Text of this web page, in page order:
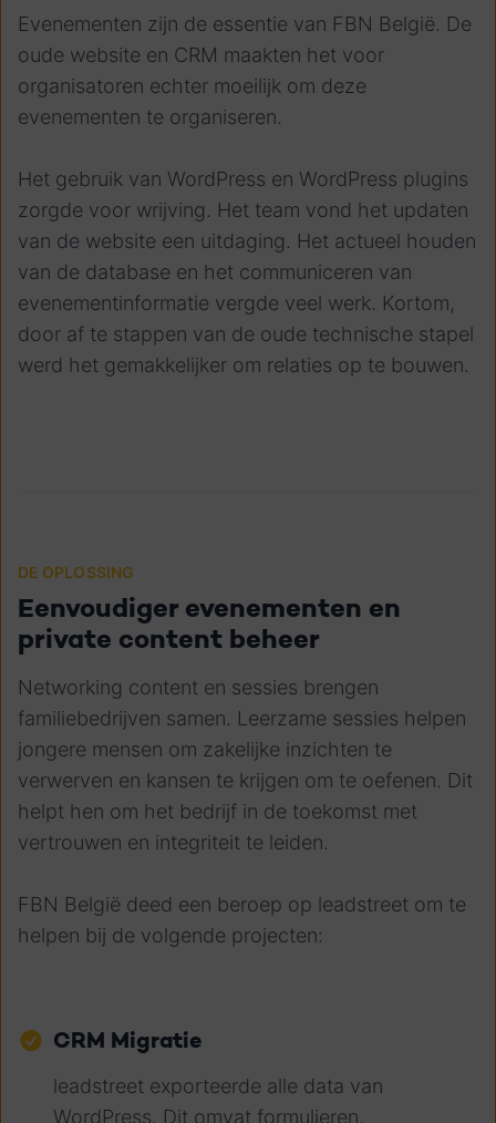
Evenementen zijn de essentie van FBN België. De
oude website en CRM maakten het voor
organisatoren echter moeilijk om deze
evenementen te organiseren.
Het gebruik van WordPress en WordPress plugins
zorgde voor wrijving. Het team vond het updaten
van de website een uitdaging. Het actueel houden
van de database en het communiceren van
evenementinformatie vergde veel werk. Kortom,
door af te stappen van de oude technische stapel
werd het gemakkelijker om relaties op te bouwen.
DE OPLOSSING
Eenvoudiger evenementen en
private content beheer
Networking content en sessies brengen
familiebedrijven samen. Leerzame sessies helpen
jongere mensen om zakelijke inzichten te
verwerven en kansen te krijgen om te oefenen. Dit
helpt hen om het bedrijf in de toekomst met
vertrouwen en integriteit te leiden.
FBN België deed een beroep op leadstreet om te
helpen bij de volgende projecten:
CRM Migratie
leadstreet exporteerde alle data van
WordPress. Dit omvat formulieren,